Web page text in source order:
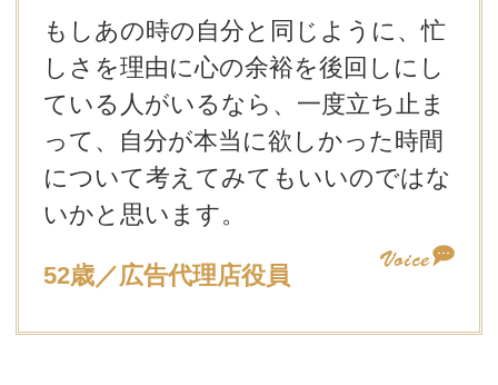
もしあの時の自分と同じように、忙
しさを理由に心の余裕を後回しにし
ている人がいるなら、一度立ち止ま
って、自分が本当に欲しかった時間
について考えてみてもいいのではな
いかと思います。
52歳／広告代理店役員